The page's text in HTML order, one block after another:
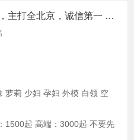
《平台已验证》靠谱老经济，主打全北京，诚信第一 全北京可安排
萝莉 少妇 孕妇 外模 白领 空
1500起 高端：3000起 不要先